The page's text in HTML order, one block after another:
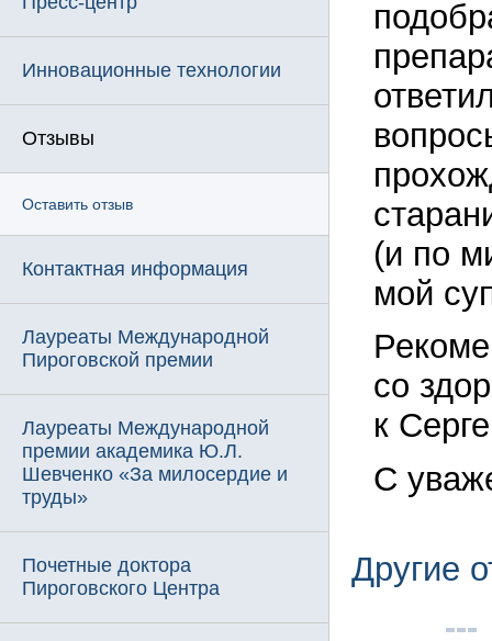
Инновационные технологии
Отзывы
Оставить отзыв
Контактная информация
Лауреаты Международной
Пироговской премии
Лауреаты Международной
премии академика Ю.Л.
Шевченко «За милосердие и
труды»
Почетные доктора
Пироговского Центра
(и по
мой
со
к
С
Другие